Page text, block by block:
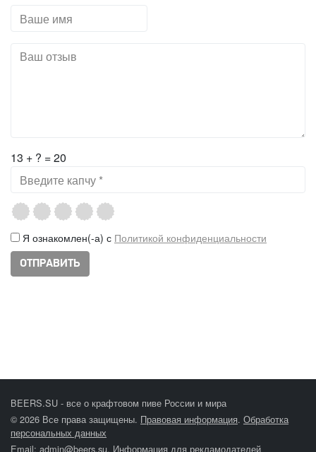
13 + ? = 20
Я ознакомлен(-а) с Политикой конфиденциальности
BEERS.SU - все о крафтовом пиве России и мира
© 2026 Все права защищены. Правовая информация. Обработка
персональных данных
Email: admin@beers.su. Информация для рекламодателей